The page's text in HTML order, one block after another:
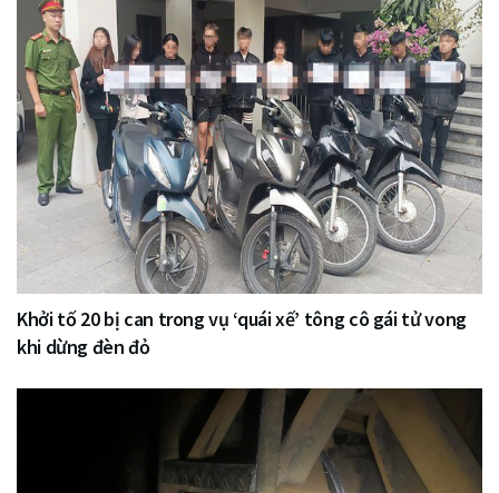
Khởi tố 20 bị can trong vụ ‘quái xế’ tông cô gái tử vong
khi dừng đèn đỏ